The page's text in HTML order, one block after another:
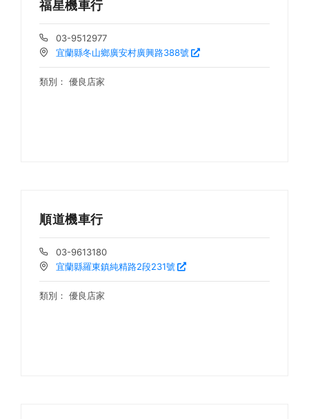
福星機車行
03-9512977
宜蘭縣冬山鄉廣安村廣興路388號
類別： 優良店家
順道機車行
03-9613180
宜蘭縣羅東鎮純精路2段231號
類別： 優良店家